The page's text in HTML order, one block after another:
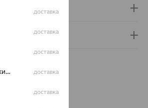
доставка
доставка
доставка
Апастово, Апастовский район доставка
доставка